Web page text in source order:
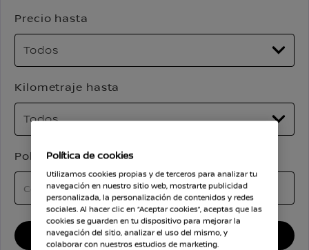
Precio hasta
Kilometraje hasta
Población
BUSCAR
Política de cookies
Utilizamos cookies propias y de terceros para analizar tu
navegación en nuestro sitio web, mostrarte publicidad
personalizada, la personalización de contenidos y redes
sociales. Al hacer clic en “Aceptar cookies”, aceptas que las
cookies se guarden en tu dispositivo para mejorar la
navegación del sitio, analizar el uso del mismo, y
colaborar con nuestros estudios de marketing.